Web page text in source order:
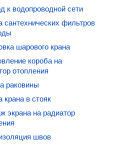
к водопроводной сети
сантехнических фильтров
шарового крана
короба на
отопления
раковины
крана в стояк
экрана на радиатор
швов